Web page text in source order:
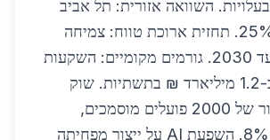
חוסכת 20% בעלויות. השוואה אזורית: תל אביב
יקרה יותר ב-25%. תחזית ארוכת טווח: צמיחה
שנתית 15% עד 2030. גורמים מקומיים: השקעות
עיריית חיפה ב-1.2 מיליארד ₪ בתשתיות. שוק
העבודה: מחסור של 2000 פועלים מוסמכים,
מעלה שכר ב-8%. השפעת AI על ייצור מפחיתה